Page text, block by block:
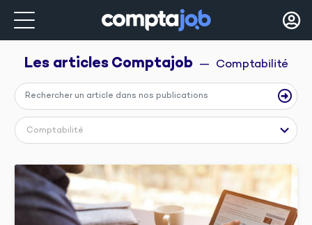
Les articles Comptajob —  Comptabilité
Comptabilité